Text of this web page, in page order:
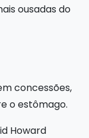
ousadas do
concessões,
o estômago.
Howard